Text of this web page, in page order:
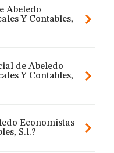
Abeledo
Y Contables,
de Abeledo
Y Contables,
Economistas
S.l.?